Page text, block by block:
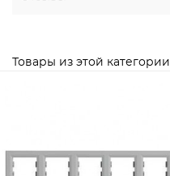
Товары из этой категории